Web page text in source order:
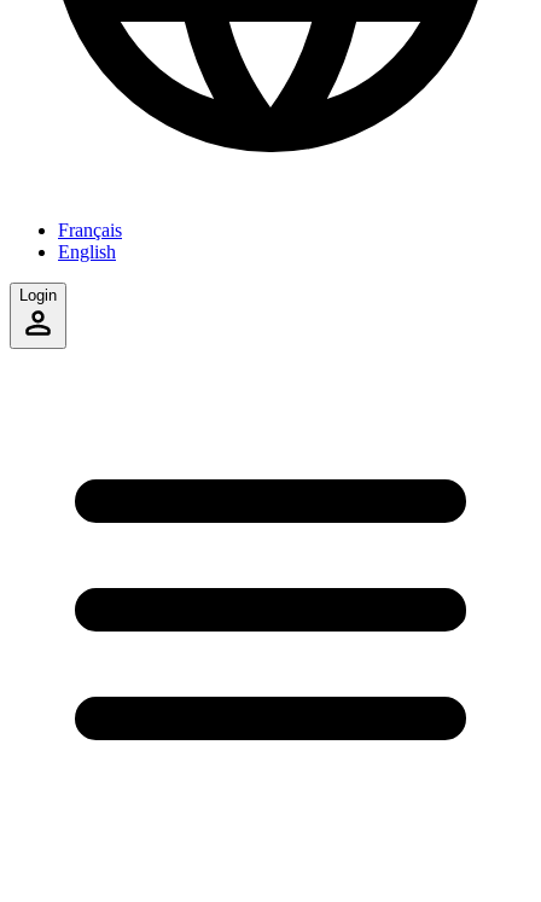
Français
English
Login